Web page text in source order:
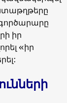
իր
«իր